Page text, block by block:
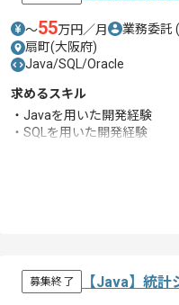
〜55万円／月 業務委託
扇町(大阪府)
Java/SQL/Oracle
求めるスキル
・Javaを用いた開発経験
・SQLを用いた開発経験
募集終了 【Java】統